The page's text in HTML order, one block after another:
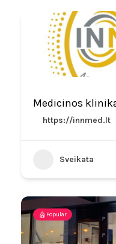
Medicinos
https://innmed.lt
Sveikata
Popular